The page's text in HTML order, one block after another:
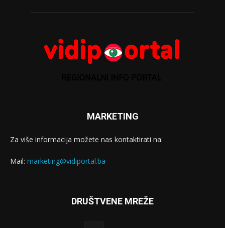
MARKETING
Za više informacija možete nas kontaktirati na:
Mail: marketing@vidiportal.ba
DRUŠTVENE MREŽE